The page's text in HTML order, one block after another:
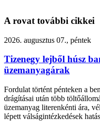
A rovat további cikkei
2026. augusztus 07., péntek
Tizenegy lejből húsz
üzemanyagárak
Fordulat történt pénteken a
drágításai után több
üzemanyag literenkénti ára,
lépett válságintézkedések